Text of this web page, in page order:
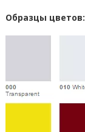
Образцы цветов: